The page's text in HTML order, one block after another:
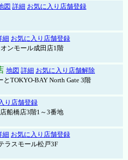
図 詳細 お気に入り店舗登録
細 お気に入り店舗登録
ンモール成田店1階
地図 詳細 お気に入り店舗解除
TOKYO-BAY North Gate 3階
り店舗登録
船橋店3階1～3番地
細 お気に入り店舗登録
ラスモール松戸3F